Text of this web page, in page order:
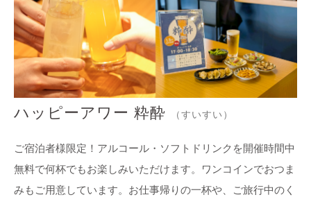
ハッピーアワー 粋酔 （すいすい）
ご宿泊者様限定！アルコール・ソフトドリンクを開催時間中
無料で何杯でもお楽しみいただけます。ワンコインでおつま
みもご用意しています。お仕事帰りの一杯や、ご旅行中のく